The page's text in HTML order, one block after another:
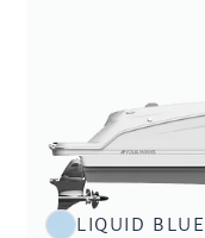
LIQUID BLUE